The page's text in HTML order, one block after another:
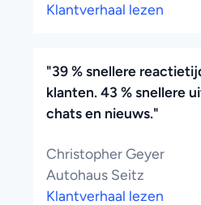
Klantverhaal lezen
"39 % snellere
klanten. 43 % snellere
chats en nieuws."
Christopher Geyer
Autohaus Seitz
Klantverhaal lezen